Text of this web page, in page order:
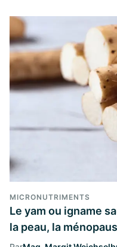
MICRONUTRIMENTS
Le yam ou igname
la peau, la